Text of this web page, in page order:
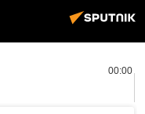
00:00